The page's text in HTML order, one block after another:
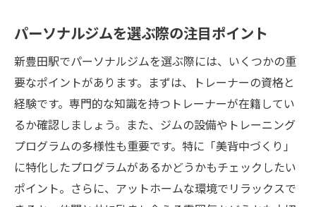
パーソナルジムを選ぶ際の注目ポイント
新豊田駅でパーソナルジムを選ぶ際には、いくつかの重
要なポイントがあります。まずは、トレーナーの資格と
経験です。専門的な知識を持つトレーナーが在籍してい
るか確認しましょう。また、ジムの設備やトレーニング
プログラムの多様性も重要です。特に「美背中づくり」
に特化したプログラムがあるかどうかもチェックしたい
ポイント。さらに、アットホームな環境でリラックスで